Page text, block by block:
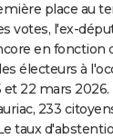
place au
votes, l'ex-
en fonction
électeurs à
22 mars 2026.
233
taux